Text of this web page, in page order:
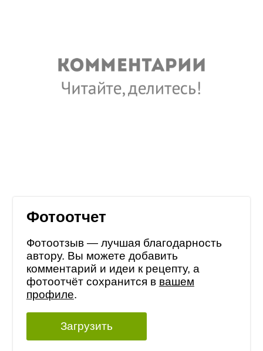
Фотоотчет
Фотоотзыв — лучшая благодарность
автору. Вы можете добавить
комментарий и идеи к рецепту, а
фотоотчёт сохранится в вашем
профиле.
Загрузить